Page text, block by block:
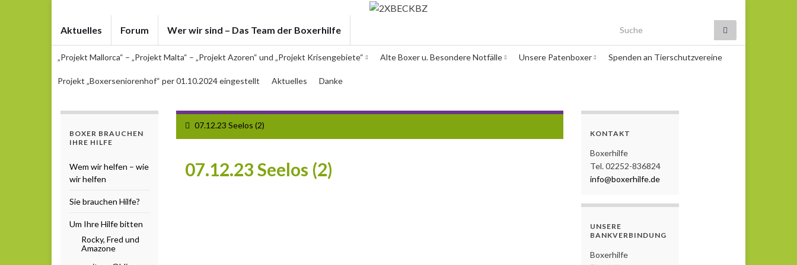
Aktuelles Forum Wer wir sind – Das Team der Boxerhilfe Search for:
„Projekt Mallorca“ – „Projekt Malta“ – „Projekt Azoren“ und „Projekt Krisengebiete“ Alte Boxer u. Besondere Notfälle Unsere Patenboxer Spenden an Tierschutzvereine
Projekt „Boxerseniorenhof“ per 01.10.2024 eingestellt Aktuelles Danke
07.12.23 Seelos (2)
07.12.23 Seelos (2)
BOXER BRAUCHEN
IHRE HILFE
Wem wir helfen – wie
wir helfen
Sie brauchen Hilfe?
Um Ihre Hilfe bitten
Rocky, Fred und
Amazone
KONTAKT
Boxerhilfe
Tel. 02252-836824
info@boxerhilfe.de
UNSERE
BANKVERBINDUNG
Boxerhilfe